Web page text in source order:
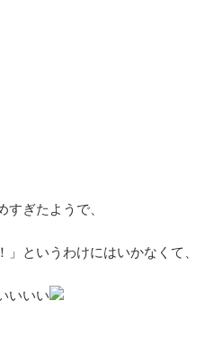
すぎたようで、
」というわけにはいかなくて、
いいい